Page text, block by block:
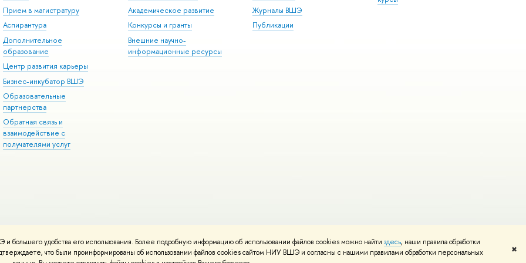
удобства его использования. Более подробную информацию об использовании файлов cookies можно найти здесь, наши правила обработки
что были проинформированы об использовании файлов cookies сайтом НИУ ВШЭ и согласны с нашими правилами обработки персональных
✖
Прием в магистратуру
Аспирантура
Дополнительное
образование
Центр развития карьеры
Бизнес-инкубатор ВШЭ
Образовательные
партнерства
Обратная связь и
заимодействие с
получателями услу
Академическое развитие
Конкурсы и гранты
нешние научно-
информационные ресурсы
Журналы ВШЭ
Публикации
Редактору
Условия использования материало Политика конфиденциальности Карта сайта
Школе дизайна НИУ ВШЭ